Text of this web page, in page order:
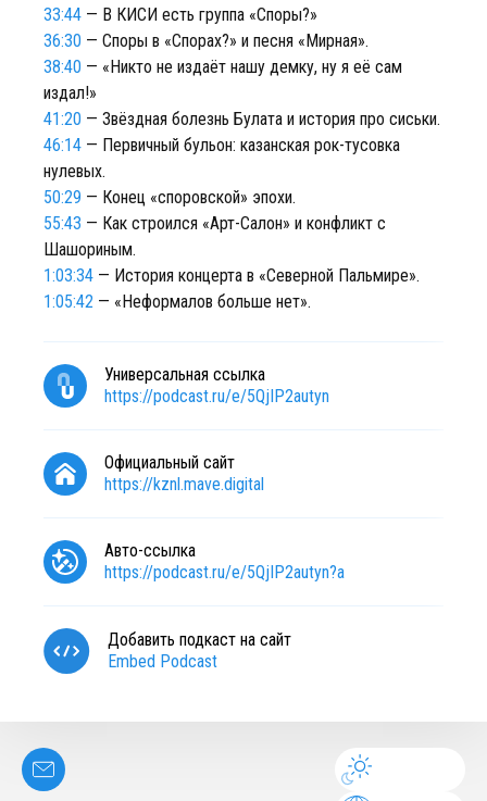
33:44 — В КИСИ есть группа «Споры?»
36:30 — Споры в «Спорах?» и песня «Мирная».
38:40 — «Никто не издаёт нашу демку, ну я её сам
издал!»
41:20 — Звёздная болезнь Булата и история про сиськи.
46:14 — Первичный бульон: казанская рок-тусовка
нулевых.
50:29 — Конец «споровской» эпохи.
55:43 — Как строился «Арт-Салон» и конфликт с
Шашориным.
1:03:34 — История концерта в «Северной Пальмире».
1:05:42 — «Неформалов больше нет».
Универсальная ссылка
https://podcast.ru/e/5QjIP2autyn
Официальный сайт
https://kznl.mave.digital
Авто-ссылка
https://podcast.ru/e/5QjIP2autyn?a
Добавить подкаст на сайт
Embed Podcast